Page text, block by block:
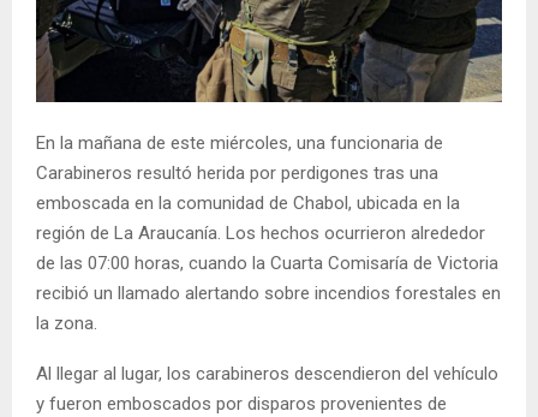
M
E
N
U
En la mañana de este miércoles, una funcionaria de
Carabineros resultó herida por perdigones tras una
emboscada en la comunidad de Chabol, ubicada en la
región de La Araucanía. Los hechos ocurrieron alrededor
de las 07:00 horas, cuando la Cuarta Comisaría de Victoria
recibió un llamado alertando sobre incendios forestales en
la zona.
Al llegar al lugar, los carabineros descendieron del vehículo
y fueron emboscados por disparos provenientes de